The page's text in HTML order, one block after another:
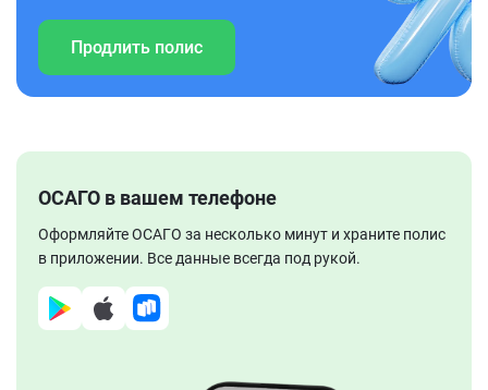
Продлить полис
ОСАГО в вашем телефоне
Оформляйте ОСАГО за несколько минут и храните полис
в приложении. Все данные всегда под рукой.